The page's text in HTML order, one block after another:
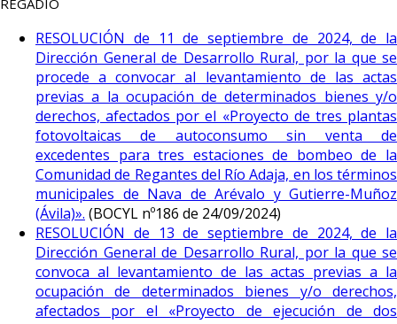
REGADÍO
RESOLUCIÓN de 11 de septiembre de 2024, de la
Dirección General de Desarrollo Rural, por la que se
procede a convocar al levantamiento de las actas
previas a la ocupación de determinados bienes y/o
derechos, afectados por el «Proyecto de tres plantas
fotovoltaicas de autoconsumo sin venta de
excedentes para tres estaciones de bombeo de la
Comunidad de Regantes del Río Adaja, en los términos
municipales de Nava de Arévalo y Gutierre-Muñoz
(Ávila)». (BOCYL nº186 de 24/09/2024)
RESOLUCIÓN de 13 de septiembre de 2024, de la
Dirección General de Desarrollo Rural, por la que se
convoca al levantamiento de las actas previas a la
ocupación de determinados bienes y/o derechos,
afectados por el «Proyecto de ejecución de dos